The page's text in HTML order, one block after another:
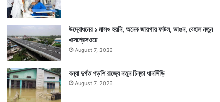
উদ্বোধনের ১ মাসও হয়নি, অনেক জায়গায় ফাটল, ভাঙন, বেহাল নতুন
এক্সপ্রেসওয়ে
August 7, 2026
বন্যা দুর্গত পড়শি রাজ্যে নতুন চিন্তা ধানসিঁড়ি
August 7, 2026